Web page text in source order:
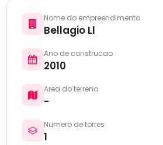
Nome do empreendimento
Bellagio Ll
Ano de construcao
2010
Area do terreno
-
Numero de torres
1